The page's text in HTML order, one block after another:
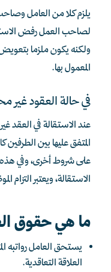
يلزم كلا من العامل
لصاحب العمل رفض
ولكنه يكون ملزما
المعمول بها.
في حالة العقود غير
عند الاستقالة في العقد
المتفق عليها بين الطرفين
على شروط أخرى، وفي
الاستقالة، ويعتبر التزام
ما هي حقوق
يستحق العامل رواتبه
العلاقة التعاقدية.